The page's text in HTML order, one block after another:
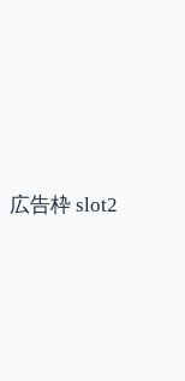
広告枠 slot2